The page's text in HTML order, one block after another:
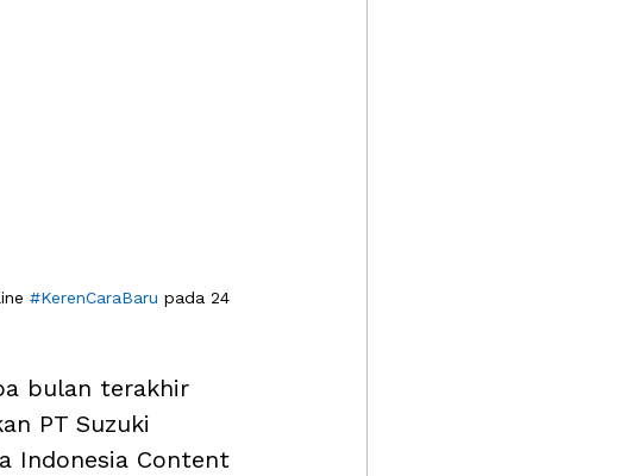
#KerenCaraBaru pada 24
bulan terakhir
PT Suzuki
Indonesia Content